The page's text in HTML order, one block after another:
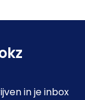
in je inbox